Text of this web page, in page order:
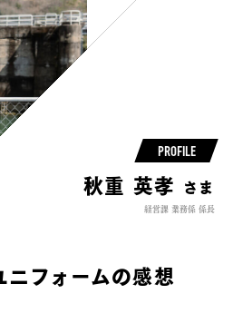
PROFILE
秋重 英孝 さま
経営課 業務係 係長
ニフォームの感想